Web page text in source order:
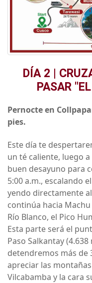
DÍA 2 |
PASAR
Pernocte en
pies.
Este día te
un té caliente, luego
buen desayuno para
5:00 a.m., escalando
yendo directamente
continúa hacia
Río Blanco, el Pico
Esta parte será el
Paso Salkantay
detendremos más
apreciar las
Vilcabamba y la cara